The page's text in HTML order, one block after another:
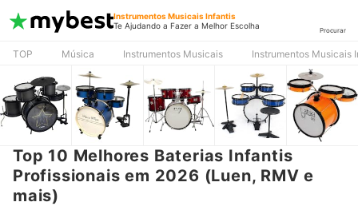
Instrumentos Musicais Infantis
Te Ajudando a Fazer a Melhor Escolha
Procurar
TOP Música Instrumentos Musicais Instrumentos Musicais
Top 10 Melhores Baterias Infantis
Profissionais em 2026 (Luen, RMV e
mais)